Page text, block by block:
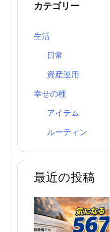
カテゴリー
生活
日常
資産運用
幸せの種
アイテム
ルーティン
最近の投稿